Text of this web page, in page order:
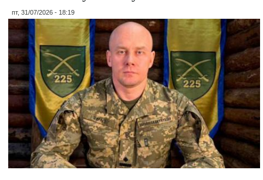
пт, 31/07/2026 - 18:19